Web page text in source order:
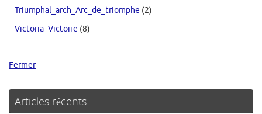
Triumphal_arch_Arc_de_triomphe (2)
Victoria_Victoire (8)
Fermer
Articles récents